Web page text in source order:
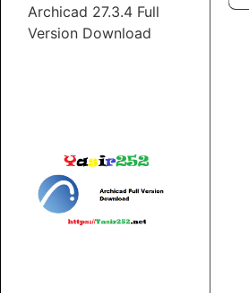
Archicad 27.3.4 Full
Version Download